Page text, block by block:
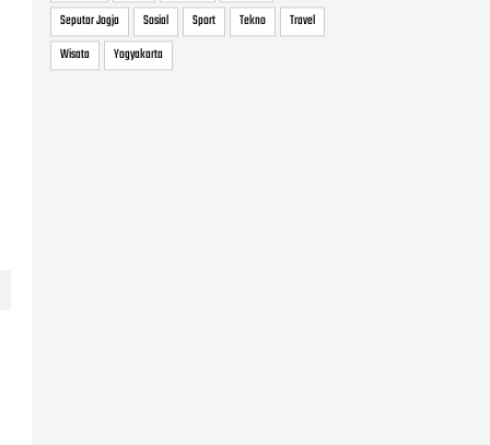
Seputar Jogja
Sosial Sport Tekno
Travel
Wisata
Yogyakarta